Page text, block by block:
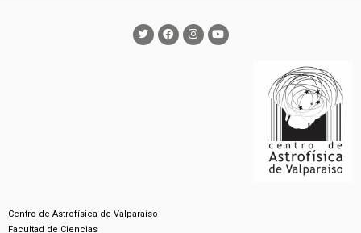
Centro de Astrofísica de Valparaíso
Facultad de Ciencias